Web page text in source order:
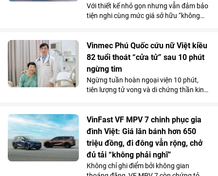
Với thiết kế nhỏ gọn nhưng vẫn đảm bảo
tiện nghi cùng mức giá sở hữu “không
đồng phái đẹp trước ngày mở cổng chính
thức vào 15/7.
Vinmec Phú Quốc cứu nữ Việt kiều
82 tuổi thoát “cửa tử” sau 10 phút
ngừng tim
Ngừng tuần hoàn ngoại viện 10 phút,
tiên lượng tử vong và di chứng thần kinh
cuộc sống bình thường chỉ sau một tuần
điều trị tại Bệnh viện Đa khoa Vinmec
Phú Quốc.
VinFast VF MPV 7 chinh phục gia
đình Việt: Giá lăn bánh hơn 650
triệu đồng, đi đông vẫn rộng, chở
đủ tải “không phải nghĩ”
Không chỉ ghi điểm bởi không gian